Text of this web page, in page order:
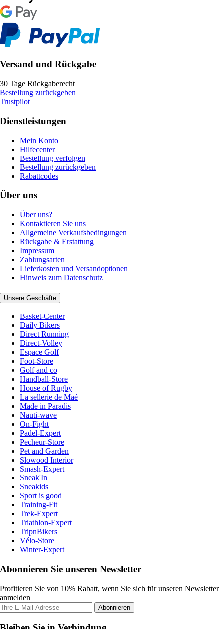
Versand und Rückgabe
30 Tage Rückgaberecht
Bestellung zurückgeben
Trustpilot
Dienstleistungen
Mein Konto
Hilfecenter
Bestellung verfolgen
Bestellung zurückgeben
Rabattcodes
Über uns
Über uns?
Kontaktieren Sie uns
Allgemeine Verkaufsbedingungen
Rückgabe & Erstattung
Impressum
Zahlungsarten
Lieferkosten und Versandoptionen
Hinweis zum Datenschutz
Unsere Geschäfte
Basket-Center
Daily Bikers
Direct Running
Direct-Volley
Espace Golf
Foot-Store
Golf and co
Handball-Store
House of Rugby
La sellerie de Maé
Made in Paradis
Nauti-wave
On-Fight
Padel-Expert
Pecheur-Store
Pet and Garden
Slowood Interior
Smash-Expert
Sneak'In
Sneakids
Sport is good
Training-Fit
Trek-Expert
Triathlon-Expert
TripnBikers
Vélo-Store
Winter-Expert
Abonnieren Sie unseren Newsletter
Profitieren Sie von 10% Rabatt, wenn Sie sich für unseren Newsletter
anmelden
Abonnieren